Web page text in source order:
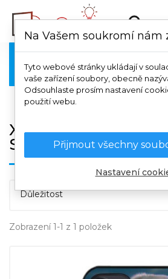
Xiaomi
Xiaomi Redmi Note
Speed / POCO X5
Důležitost
Zobrazení 1-1 z 1 položek
Na Vašem soukromí nám
Tyto webové stránky ukládají v
vaše zařízení soubory, obecně
Odsouhlaste prosím nastavení
použití webu.
Přijmout všechny
Nastavení